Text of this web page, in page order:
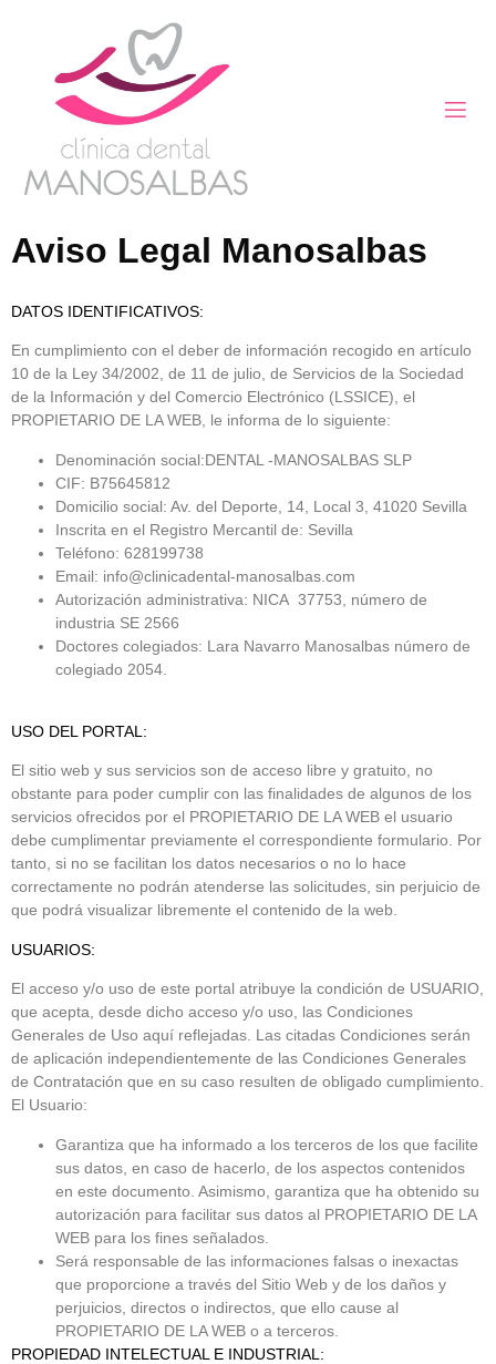
Aviso Legal Manosalbas
DATOS IDENTIFICATIVOS:
En cumplimiento con el deber de información recogido en artículo
10 de la Ley 34/2002, de 11 de julio, de Servicios de la Sociedad
de la Información y del Comercio Electrónico (LSSICE), el
PROPIETARIO DE LA WEB, le informa de lo siguiente:
Denominación social:DENTAL -MANOSALBAS SLP
CIF: B75645812
Domicilio social: Av. del Deporte, 14, Local 3, 41020 Sevilla
Inscrita en el Registro Mercantil de: Sevilla
Teléfono: 628199738
Email: info@clinicadental-manosalbas.com
Autorización administrativa: NICA 37753, número de
industria SE 2566
Doctores colegiados: Lara Navarro Manosalbas número de
colegiado 2054.
USO DEL PORTAL:
El sitio web y sus servicios son de acceso libre y gratuito, no
obstante para poder cumplir con las finalidades de algunos de los
servicios ofrecidos por el PROPIETARIO DE LA WEB el usuario
debe cumplimentar previamente el correspondiente formulario. Por
tanto, si no se facilitan los datos necesarios o no lo hace
correctamente no podrán atenderse las solicitudes, sin perjuicio de
que podrá visualizar libremente el contenido de la web.
USUARIOS:
El acceso y/o uso de este portal atribuye la condición de USUARIO,
que acepta, desde dicho acceso y/o uso, las Condiciones
Generales de Uso aquí reflejadas. Las citadas Condiciones serán
de aplicación independientemente de las Condiciones Generales
de Contratación que en su caso resulten de obligado cumplimiento.
El Usuario:
Garantiza que ha informado a los terceros de los que facilite
sus datos, en caso de hacerlo, de los aspectos contenidos
en este documento. Asimismo, garantiza que ha obtenido su
autorización para facilitar sus datos al PROPIETARIO DE LA
WEB para los fines señalados.
Será responsable de las informaciones falsas o inexactas
que proporcione a través del Sitio Web y de los daños y
perjuicios, directos o indirectos, que ello cause al
PROPIETARIO DE LA WEB o a terceros.
PROPIEDAD INTELECTUAL E INDUSTRIAL: